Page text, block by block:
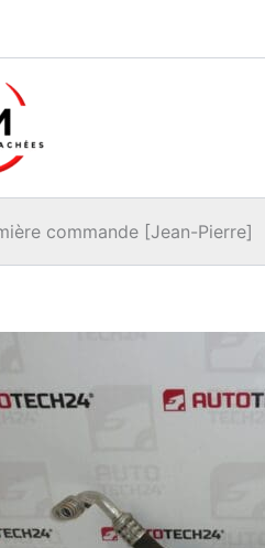
commande [Jean-Pierre]